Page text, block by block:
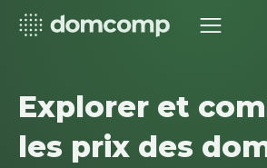
Explorer et
les prix des